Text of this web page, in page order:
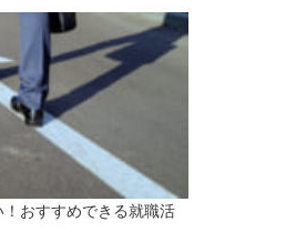
おすすめできる就職活